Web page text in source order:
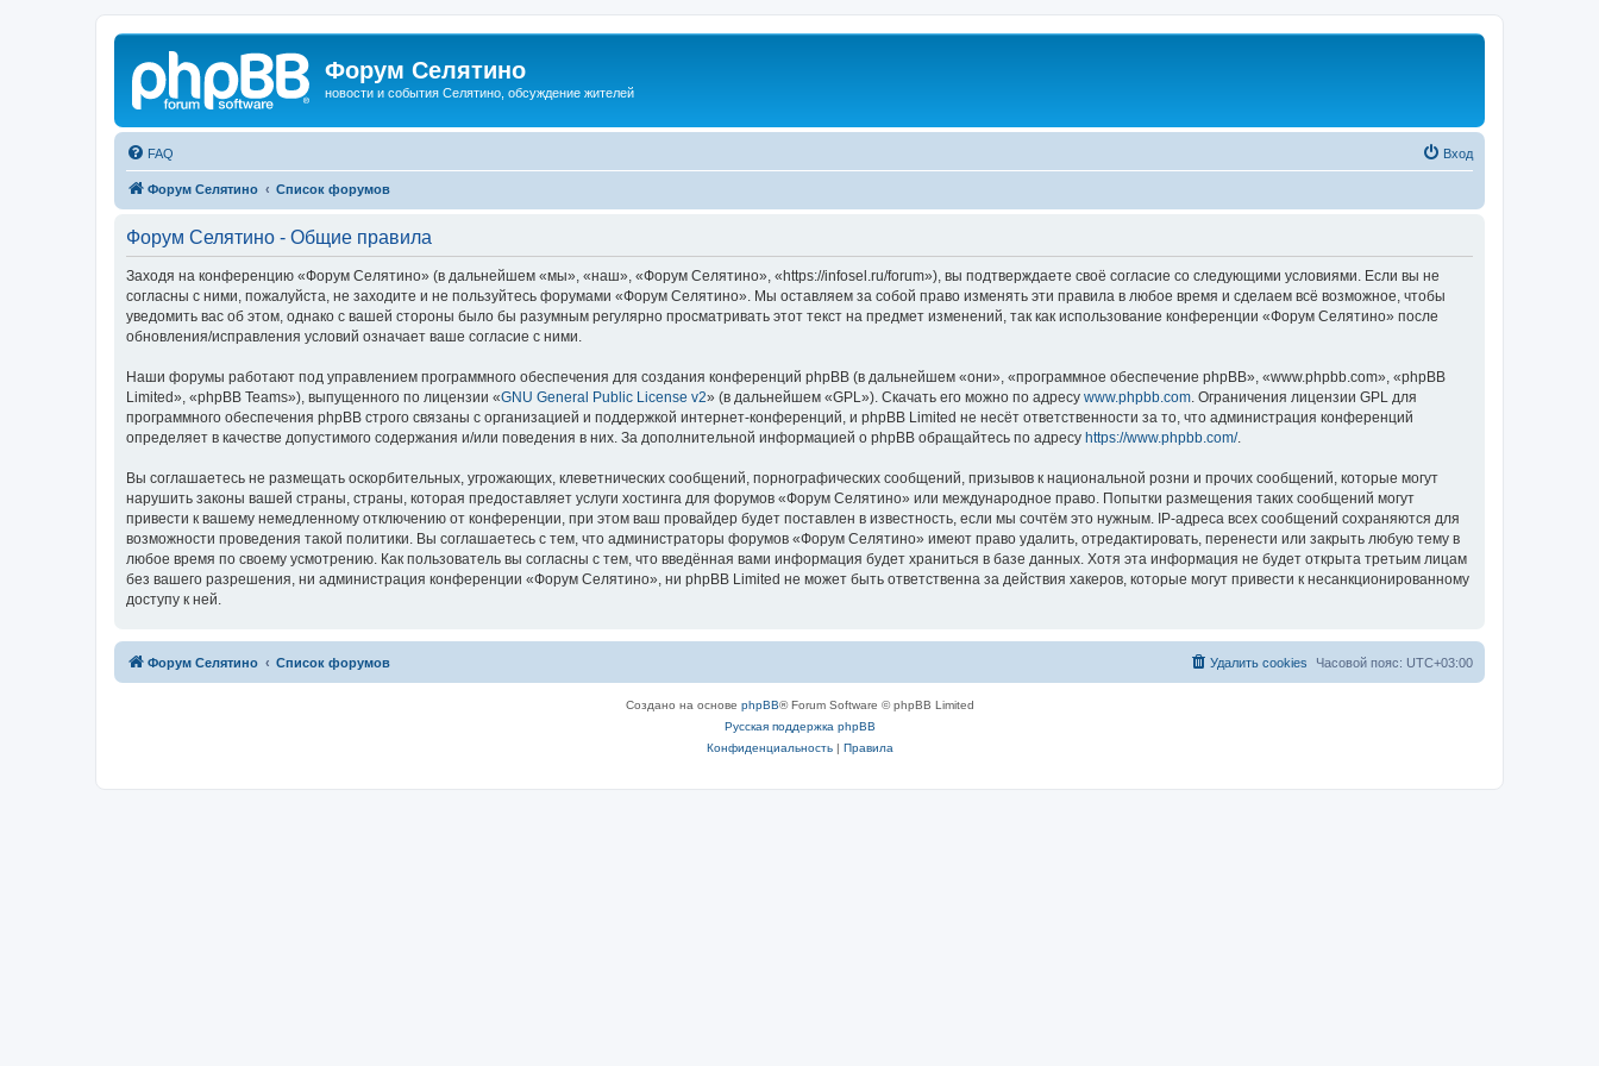
Форум Селятино
новости и события Селятино, обсуждение жителей
FAQ Вход
Форум Селятино Список форумов
Форум Селятино - Общие правила
Заходя на конференцию «Форум Селятино» (в дальнейшем «мы», «наш», «Форум Селятино», «https://infosel.ru/forum»), вы подтверждаете своё согласие со следующими условиями. Если вы не
согласны с ними, пожалуйста, не заходите и не пользуйтесь форумами «Форум Селятино». Мы оставляем за собой право изменять эти правила в любое время и сделаем всё возможное, чтобы
уведомить вас об этом, однако с вашей стороны было бы разумным регулярно просматривать этот текст на предмет изменений, так как использование конференции «Форум Селятино» после
обновления/исправления условий означает ваше согласие с ними.
Наши форумы работают под управлением программного обеспечения для создания конференций phpBB (в дальнейшем «они», «программное обеспечение phpBB», «www.phpbb.com», «phpBB
Limited», «phpBB Teams»), выпущенного по лицензии «GNU General Public License v2» (в дальнейшем «GPL»). Скачать его можно по адресу www.phpbb.com . Ограничения лицензии GPL для
программного обеспечения phpBB строго связаны с организацией и поддержкой интернет-конференций, и phpBB Limited не несёт ответственности за то, что администрация конференций
определяет в качестве допустимого содержания и/или поведения в них. За дополнительной информацией о phpBB обращайтесь по адресу https://www.phpbb.com/.
Вы соглашаетесь не размещать оскорбительных, угрожающих, клеветнических сообщений, порнографических сообщений, призывов к национальной розни и прочих сообщений, которые могут
нарушить законы вашей страны, страны, которая предоставляет услуги хостинга для форумов «Форум Селятино» или международное право. Попытки размещения таких сообщений могут
привести к вашему немедленному отключению от конференции, при этом ваш провайдер будет поставлен в известность, если мы сочтём это нужным. IP-адреса всех сообщений сохраняются для
возможности проведения такой политики. Вы соглашаетесь с тем, что администраторы форумов «Форум Селятино» имеют право удалить, отредактировать, перенести или закрыть любую тему в
любое время по своему усмотрению. Как пользователь вы согласны с тем, что введённая вами информация будет храниться в базе данных. Хотя эта информация не будет открыта третьим лицам
без вашего разрешения, ни администрация конференции «Форум Селятино», ни phpBB Limited не может быть ответственна за действия хакеров, которые могут привести к несанкционированному
доступу к ней.
Форум Селятино Список форумов Часовой пояс: UTC+03:00
Удалить cookies
Создано на основе phpBB® Forum Software © phpBB Limited
Русская поддержка phpBB
Конфиденциальность| Правила